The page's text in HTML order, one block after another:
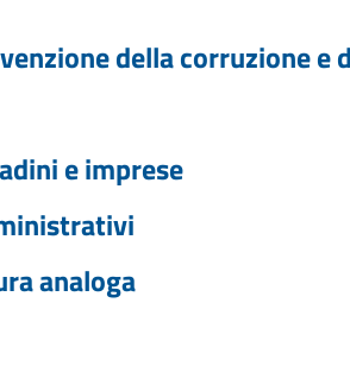
della corruzione e
e imprese
analoga